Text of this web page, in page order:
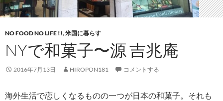
NO FOOD NO LIFE !!,米国に暮らす
NYで和菓子〜源 吉兆庵
2016年7月13日 HIROPON181 コメントする
海外生活で恋しくなるものの一つが日本の和菓子。それも